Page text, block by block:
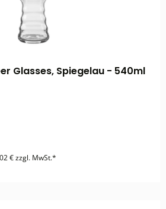
Glasses, Spiegelau - 540ml
€ zzgl. MwSt.*